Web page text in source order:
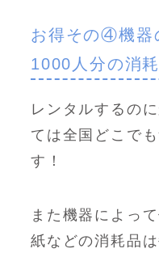
お得その④機器
1000人分の消
レンタルするの
ては全国どこで
す！
また機器によっ
紙などの消耗品